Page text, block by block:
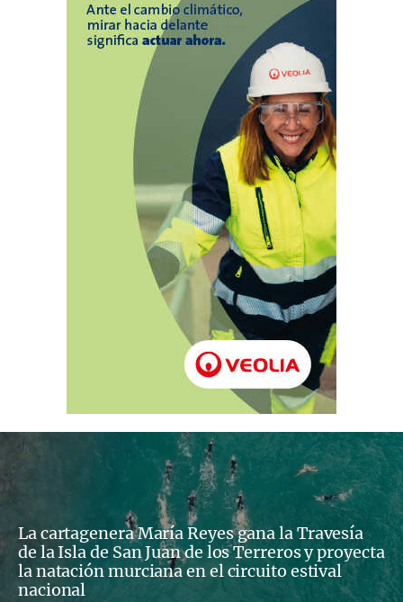
La cartagenera María Reyes gana la Travesía
de la Isla de San Juan de los Terreros y proyecta
la natación murciana en el circuito estival
nacional